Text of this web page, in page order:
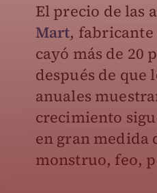
El precio de las
Mart,
cayó más de 20
después de que
anuales
crecimiento
en gran medida
monstruo, feo,